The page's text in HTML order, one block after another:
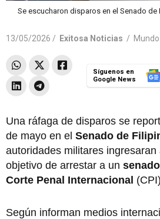
Se escucharon disparos en el Senado de
13/05/2026 / Exitosa Noticias / Mundo
Síguenos en
Google News
Una ráfaga de disparos se
de mayo en el Senado de
autoridades militares ingresaran
objetivo de arrestar a un
Corte Penal Internacional
Según informan medios